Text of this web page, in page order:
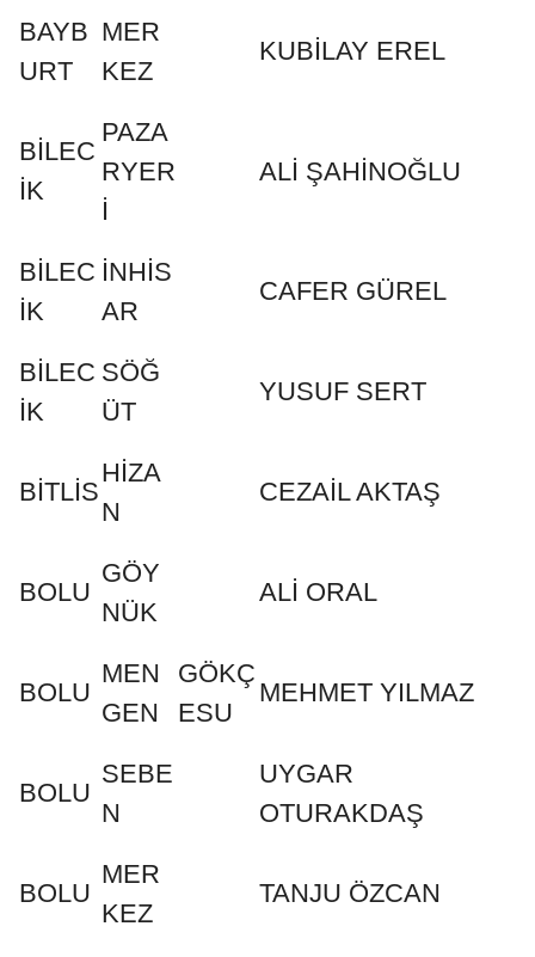
BAYB
URT
MER
KEZ
KUBİLAY EREL
BİLEC
İK
PAZA
RYER
İ
ALİ ŞAHİNOĞLU
BİLEC
İK
İNHİS
AR
CAFER GÜREL
BİLEC
İK
SÖĞ
ÜT
YUSUF SERT
BİTLİS
HİZA
N
CEZAİL AKTAŞ
BOLU
GÖY
NÜK
ALİ ORAL
BOLU
MEN
GEN
GÖKÇ
ESU
MEHMET YILMAZ
BOLU
SEBE
N
UYGAR
OTURAKDAŞ
BOLU
MER
KEZ
TANJU ÖZCAN